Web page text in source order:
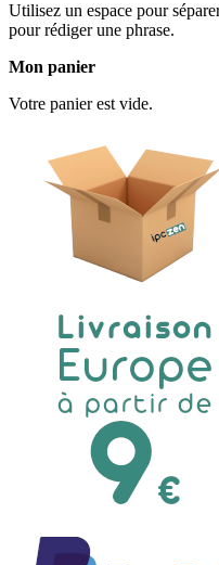
Utilisez un espace pour
pour rédiger une phrase.
Mon panier
Votre panier est vide.